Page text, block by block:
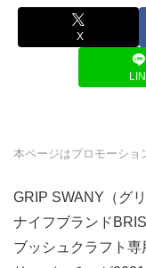
X
本ページはプロモーショ
GRIP SWANY（グ
ナイフブランド
ブッシュクラフト